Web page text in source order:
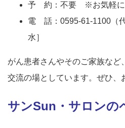
予 約：不要 ※お気軽に
電 話：0595-61-1100（
水］
がん患者さんやそのご家族など
交流の場としています。ぜひ、
サンSun・サロンの